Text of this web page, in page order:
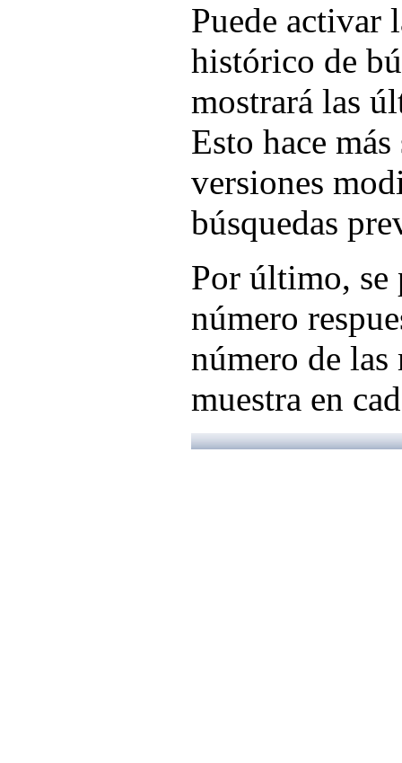
Puede activar
histórico de
mostrará las
Esto hace
versiones
búsquedas
Por último, se
número
número de las
muestra en